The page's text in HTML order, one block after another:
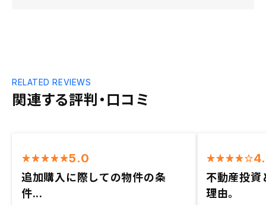
関連する評判・口コミ
RELATED REVIEWS
5.0
追加購入に際しての物件の条
件...
不動産投資
理由。